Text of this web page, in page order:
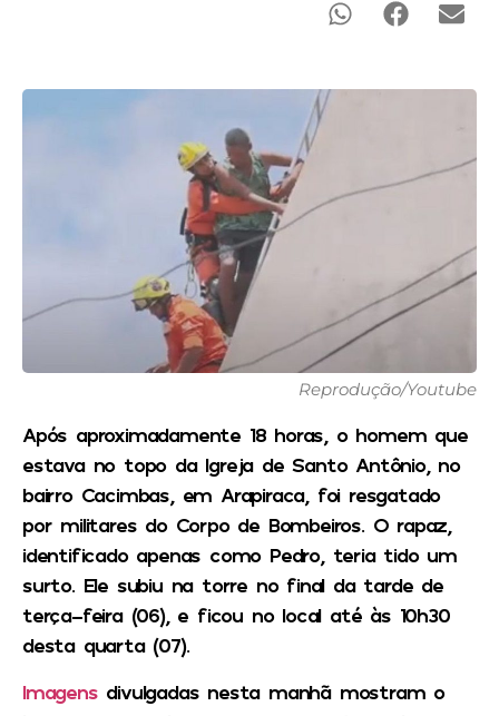
Reprodução/Youtube
Após aproximadamente 18 horas, o homem que
estava no topo da Igreja de Santo Antônio, no
bairro Cacimbas, em Arapiraca, foi resgatado
por militares do Corpo de Bombeiros. O rapaz,
identificado apenas como Pedro, teria tido um
surto. Ele subiu na torre no final da tarde de
terça-feira (06), e ficou no local até às 10h30
desta quarta (07).
Imagensdivulgadas nesta manhã mostram o